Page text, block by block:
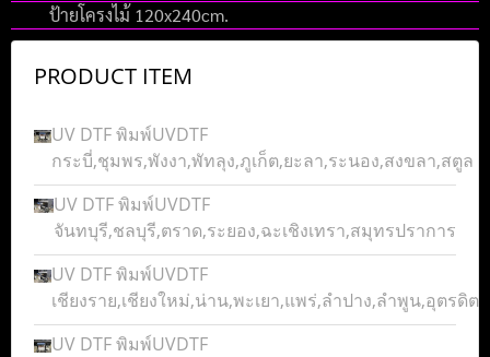
ป้ายโครงไม้ 120x240cm.
PRODUCT ITEM
UV DTF พิมพ์UVDTF
กระบี่,ชุมพร,พังงา,พัทลุง,ภูเก็ต,ยะลา,ระนอง,สงขลา,สตูล
UV DTF พิมพ์UVDTF
จันทบุรี,ชลบุรี,ตราด,ระยอง,ฉะเชิงเทรา,สมุทรปราการ
UV DTF พิมพ์UVDTF
เชียงราย,เชียงใหม่,น่าน,พะเยา,แพร่,ลำปาง,ลำพูน,อุตรดิตถ์
UV DTF พิมพ์UVDTF